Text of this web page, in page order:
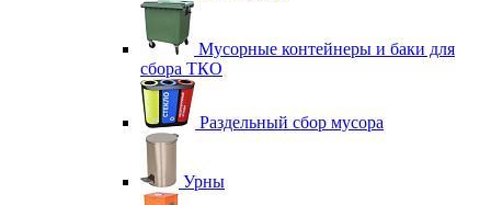
Мусорные контейнеры и баки для
сбора ТКО
Раздельный сбор мусора
Урны